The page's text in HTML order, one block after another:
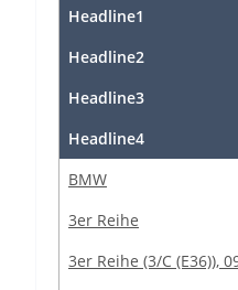
Headline1
Headline2
Headline3
Headline4
BMW
3er Reihe
3er Reihe (3/C (E36)),